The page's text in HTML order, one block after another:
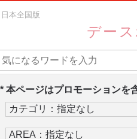
日本全国版
デース
* 本ページはプロモーションを